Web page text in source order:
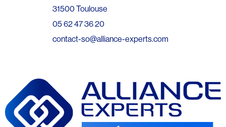
31500 Toulouse
05 62 47 36 20
contact-so@alliance-experts.com